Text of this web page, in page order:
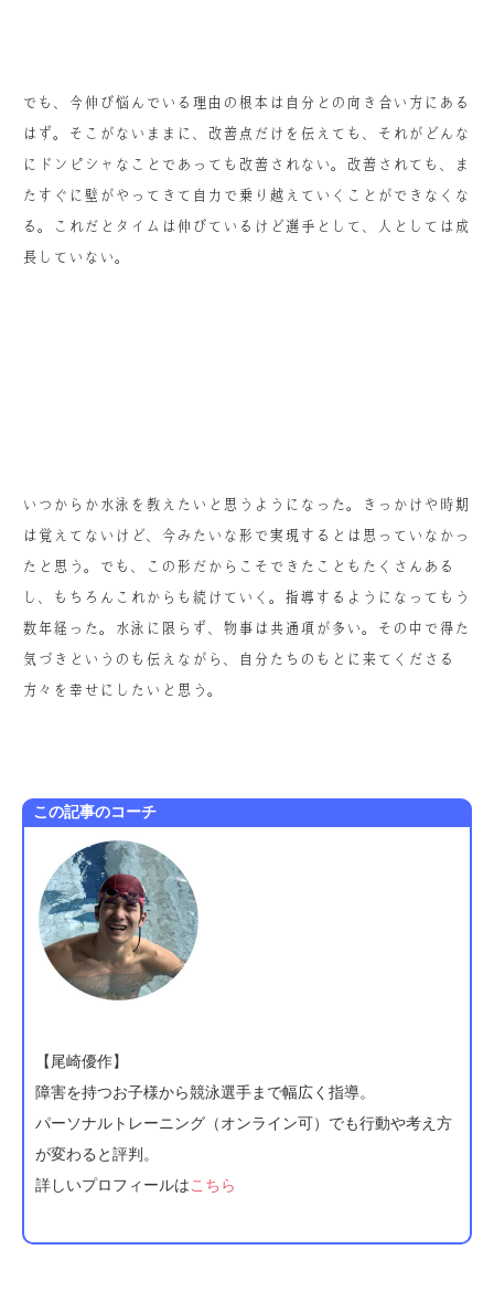
でも、今伸び悩んでいる理由の根本は自分との向き合い方にある
はず。そこがないままに、改善点だけを伝えても、それがどんな
にドンピシャなことであっても改善されない。改善されても、ま
たすぐに壁がやってきて自力で乗り越えていくことができなくな
る。これだとタイムは伸びているけど選手として、人としては成
長していない。
いつからか水泳を教えたいと思うようになった。きっかけや時期
は覚えてないけど、今みたいな形で実現するとは思っていなかっ
たと思う。でも、この形だからこそできたこともたくさんある
し、もちろんこれからも続けていく。指導するようになってもう
数年経った。水泳に限らず、物事は共通項が多い。その中で得た
気づきというのも伝えながら、自分たちのもとに来てくださる
方々を幸せにしたいと思う。
この記事のコーチ
【尾崎優作】
障害を持つお子様から競泳選手まで幅広く指導。
パーソナルトレーニング（オンライン可）でも行動や考え方
が変わると評判。
詳しいプロフィールはこちら